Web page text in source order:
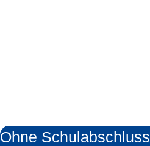
Ohne Schulabschluss